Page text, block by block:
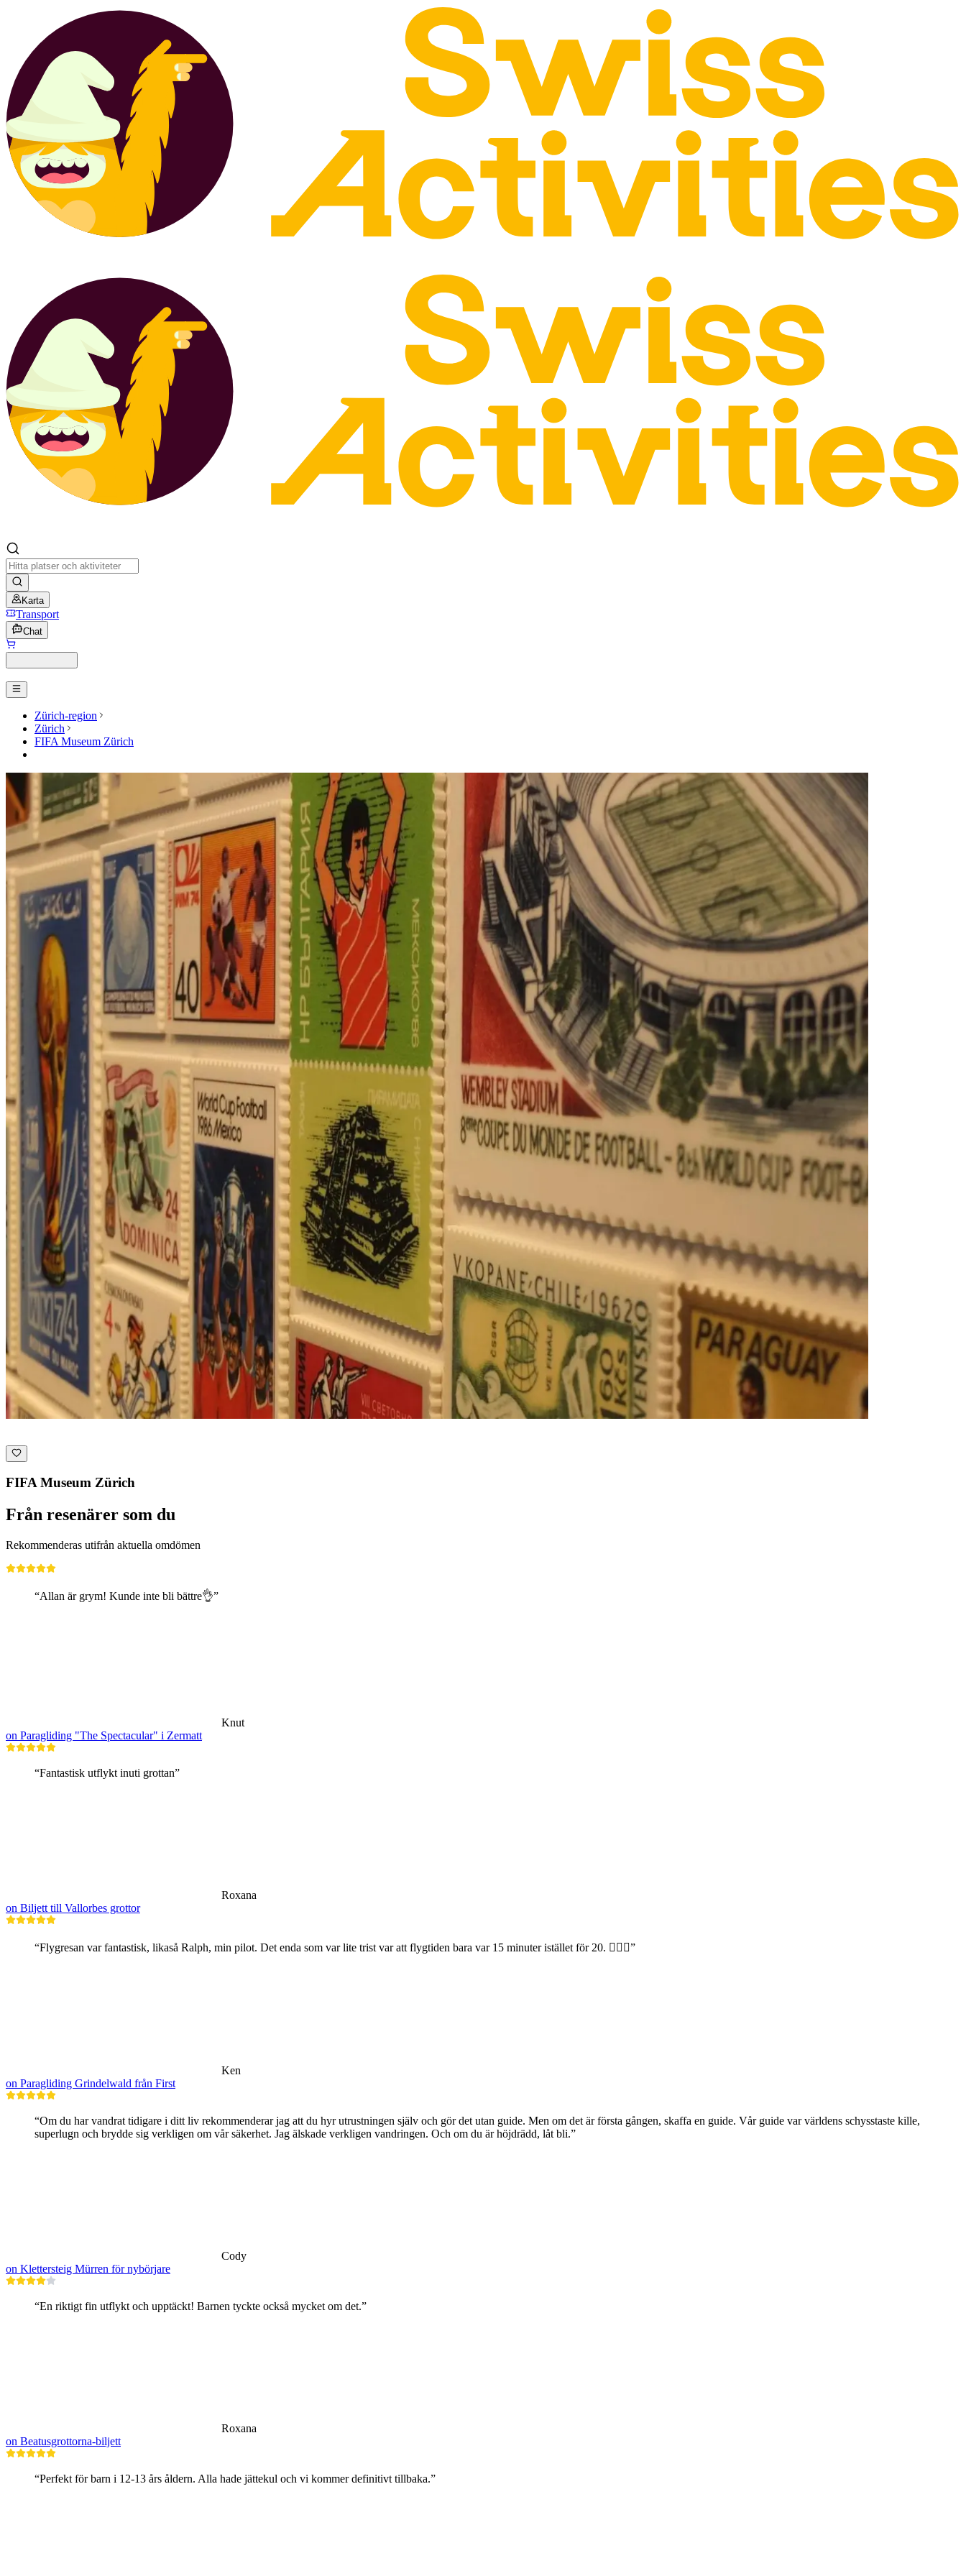
Karta
Transport
Chat
Zürich-region
Zürich
FIFA Museum Zürich
FIFA Museum Zürich
Från resenärer som du
Rekommenderas utifrån aktuella omdömen
“Allan är grym! Kunde inte bli bättre👌”
Knut
on Paragliding "The Spectacular" i Zermatt
“Fantastisk utflykt inuti grottan”
Roxana
on Biljett till Vallorbes grottor
“Flygresan var fantastisk, likaså Ralph, min pilot. Det enda som var lite trist var att flygtiden bara var 15 minuter istället för 20. 🤷🏼‍♂️”
Ken
on Paragliding Grindelwald från First
“Om du har vandrat tidigare i ditt liv rekommenderar jag att du hyr utrustningen själv och gör det utan guide. Men om det är första gången, skaffa en guide. Vår guide var världens schysstaste kille,
superlugn och brydde sig verkligen om vår säkerhet. Jag älskade verkligen vandringen. Och om du är höjdrädd, låt bli.”
Cody
on Klettersteig Mürren för nybörjare
“En riktigt fin utflykt och upptäckt! Barnen tyckte också mycket om det.”
Roxana
on Beatusgrottorna-biljett
“Perfekt för barn i 12-13 års åldern. Alla hade jättekul och vi kommer definitivt tillbaka.”